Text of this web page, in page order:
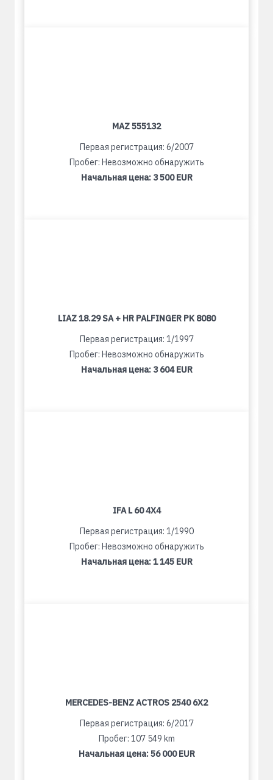
MAZ 555132
Первая регистрация: 6/2007
Пробег: Невозможно обнаружить
Начальная цена: 3 500 EUR
LIAZ 18.29 SA + HR PALFINGER PK 8080
Первая регистрация: 1/1997
Пробег: Невозможно обнаружить
Начальная цена: 3 604 EUR
IFA L 60 4X4
Первая регистрация: 1/1990
Пробег: Невозможно обнаружить
Начальная цена:1 145 EUR
MERCEDES-BENZ ACTROS 2540 6X2
Первая регистрация: 6/2017
Пробег: 107 549 km
Начальная цена:56 000 EUR